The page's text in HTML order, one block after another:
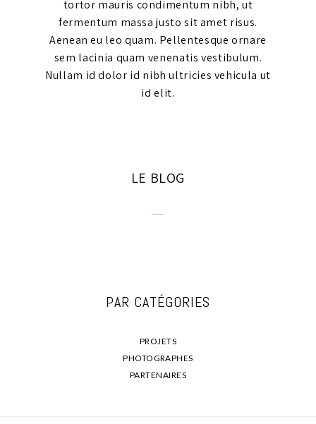
tortor mauris condimentum nibh, ut
fermentum massa justo sit amet risus.
Aenean eu leo quam. Pellentesque ornare
sem lacinia quam venenatis vestibulum.
Nullam id dolor id nibh ultricies vehicula ut
id elit.
LE BLOG
PAR CATÉGORIES
PROJETS
PHOTOGRAPHES
PARTENAIRES